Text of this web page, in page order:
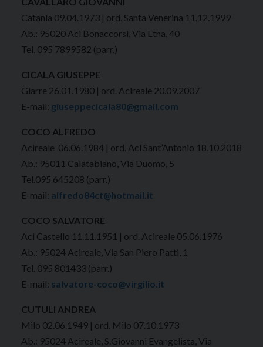
Catania 09.04.1973 | ord. Santa Venerina 11.12.1999
Ab.: 95020 Aci Bonaccorsi, Via Etna, 40
Tel. 095 7899582 (parr.)
CICALA GIUSEPPE
Giarre 26.01.1980 | ord. Acireale 20.09.2007
E-mail: giuseppecicala80@gmail.com
COCO ALFREDO
Acireale 06.06.1984 | ord. Aci Sant’Antonio 18.10.2018
Ab.: 95011 Calatabiano, Via Duomo, 5
Tel.095 645208 (parr.)
E-mail: alfredo84ct@hotmail.it
COCO SALVATORE
Aci Castello 11.11.1951 | ord. Acireale 05.06.1976
Ab.: 95024 Acireale, Via San Piero Patti, 1
Tel. 095 801433 (parr.)
E-mail: salvatore-coco@virgilio.it
CUTULI ANDREA
Milo 02.06.1949 | ord. Milo 07.10.1973
Ab.: 95024 Acireale, S.Giovanni Evangelista, Via